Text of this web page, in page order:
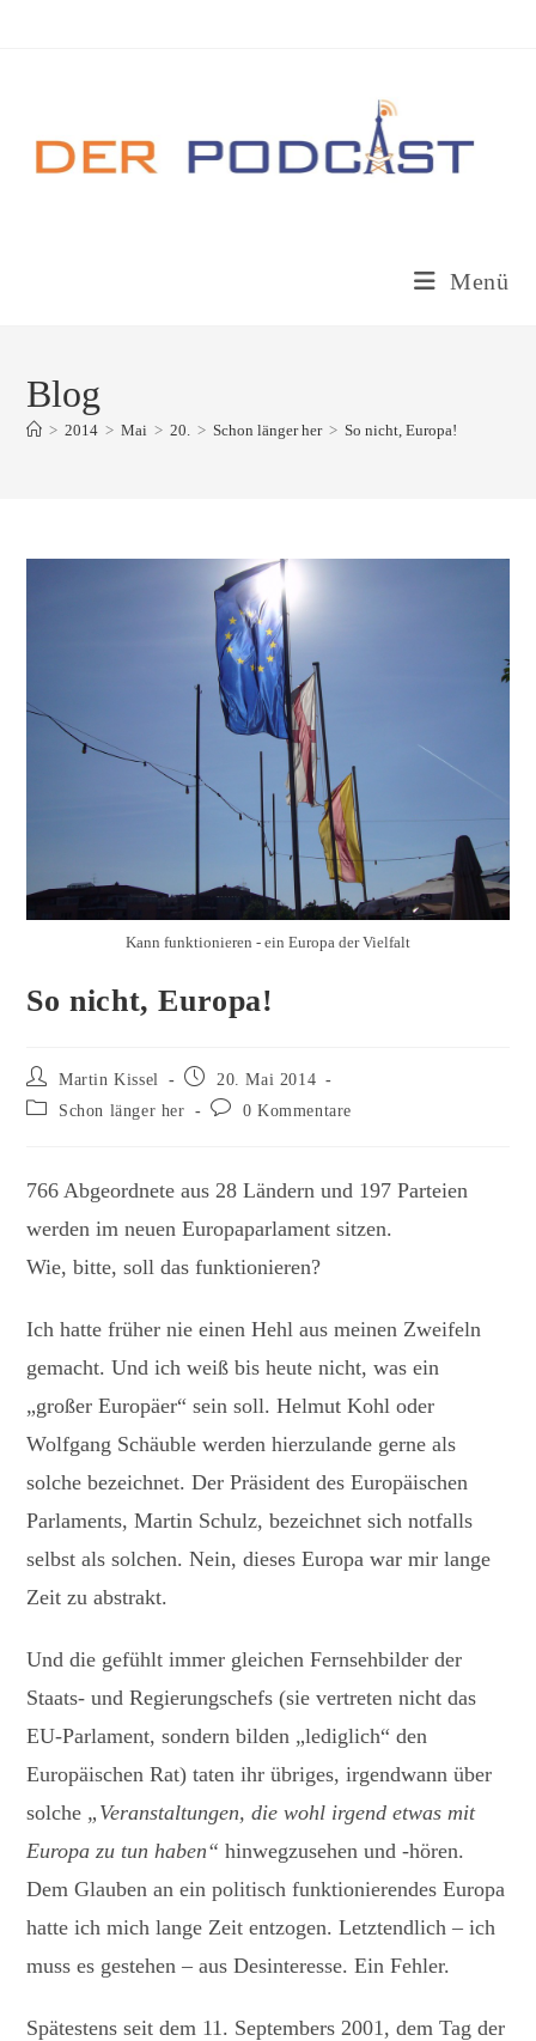
Menü
Blog
> 2014 > Mai > 20. > Schon länger her > So nicht, Europa!
Kann funktionieren - ein Europa der Vielfalt
So nicht, Europa!
Beitrags-
Autor:
Martin Kissel
Beitrag
veröffentlicht:
20. Mai 2014
Beitrags-Schon länger her
Beitrags-0 Kommentare
766 Abgeordnete aus 28 Ländern und 197 Parteien
werden im neuen Europaparlament sitzen.
Wie, bitte, soll das funktionieren?
Ich hatte früher nie einen Hehl aus meinen Zweifeln
gemacht. Und ich weiß bis heute nicht, was ein
„großer Europäer“ sein soll. Helmut Kohl oder
Wolfgang Schäuble werden hierzulande gerne als
solche bezeichnet. Der Präsident des Europäischen
Parlaments, Martin Schulz, bezeichnet sich notfalls
selbst als solchen. Nein, dieses Europa war mir lange
Zeit zu abstrakt.
Und die gefühlt immer gleichen Fernsehbilder der
Staats- und Regierungschefs (sie vertreten nicht das
EU-Parlament, sondern bilden „lediglich“ den
Europäischen Rat) taten ihr übriges, irgendwann über
solche „Veranstaltungen, die wohl irgend etwas mit
Europa zu tun haben“ hinwegzusehen und -hören.
Dem Glauben an ein politisch funktionierendes Europa
hatte ich mich lange Zeit entzogen. Letztendlich – ich
muss es gestehen – aus Desinteresse. Ein Fehler.
Spätestens seit dem 11. Septembers 2001, dem Tag der